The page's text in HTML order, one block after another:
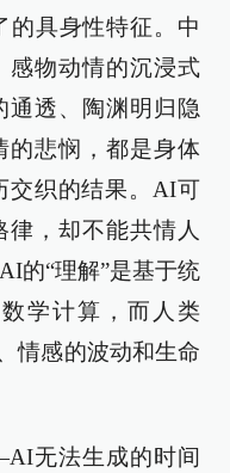
具身性特征。中
感物动情的沉浸式
通透、陶渊明归隐
的悲悯，都是身体
交织的结果。AI可
，却不能共情人
的“理解”是基于统
学计算，而人类
情感的波动和生命
无法生成的时间